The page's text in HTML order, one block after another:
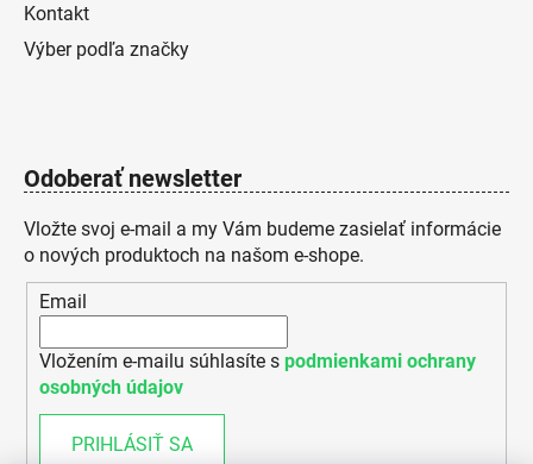
Kontakt
Výber podľa značky
Odoberať newsletter
Vložte svoj e-mail a my Vám budeme zasielať informácie
o nových produktoch na našom e-shope.
Email
Vložením e-mailu súhlasíte s podmienkami ochrany
osobných údajov
PRIHLÁSIŤ SA